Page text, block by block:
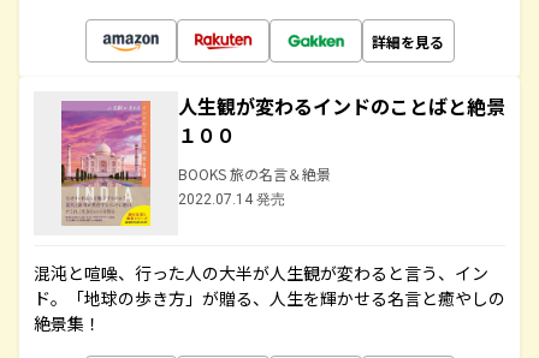
詳細を見る
人生観が変わるインドのことばと絶景
１００
BOOKS 旅の名言＆絶景
2022.07.14 発売
混沌と喧噪、行った人の大半が人生観が変わると言う、イン
ド。「地球の歩き方」が贈る、人生を輝かせる名言と癒やしの
絶景集！